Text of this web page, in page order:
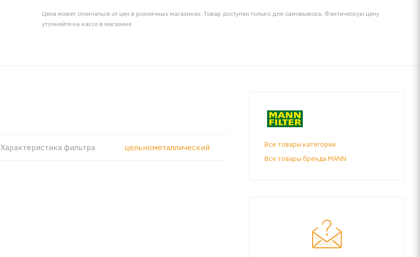
Цена может отличаться от цен в розничных магазинах. Товар доступен только для самовывоза. Фактическую цену
уточняйте на кассе в магазине
Характеристика фильтра цельнометаллический
Все товары категории
Все товары бренда MANN